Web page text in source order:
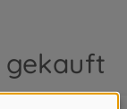
gekauft